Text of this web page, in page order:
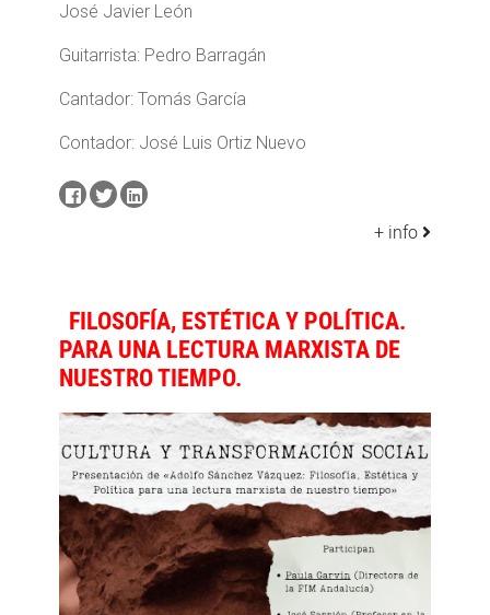
José Javier León
Guitarrista: Pedro Barragán
Cantador: Tomás García
Contador: José Luis Ortiz Nuevo
+ info
FILOSOFÍA, ESTÉTICA Y POLÍTICA.
PARA UNA LECTURA MARXISTA DE
NUESTRO TIEMPO.